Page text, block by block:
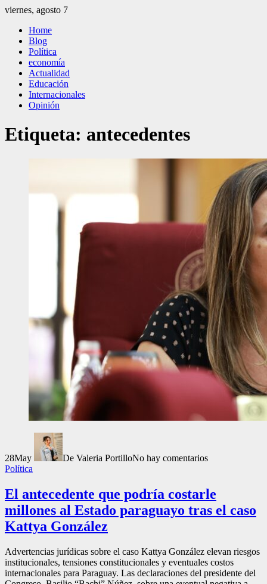
Saltar
contenido
viernes, agosto 7
El Independiente
El independiente Libre y Transparente
Home
Blog
Política
economía
Actualidad
Educación
Internacionales
Opinión
Etiqueta: antecedentes
28May De Valeria PortilloNo hay comentarios
Política
El antecedente que podría costarle
millones al Estado paraguayo tras el caso
Kattya González
Advertencias jurídicas sobre el caso Kattya González elevan riesgos
institucionales, tensiones constitucionales y eventuales costos
internacionales para Paraguay. Las declaraciones del presidente del